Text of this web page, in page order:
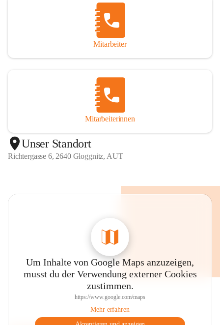
Mitarbeiter
Mitarbeiterinnen
+1
Unser Standort
Richtergasse 6, 2640 Gloggnitz, AUT
Um Inhalte von Google Maps anzuzeigen,
musst du der Verwendung externer Cookies
zustimmen.
https://www.google.com/maps
Mehr erfahren